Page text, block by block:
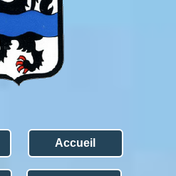
Accueil